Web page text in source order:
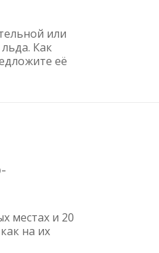
или
Как
её
местах и 20
на их